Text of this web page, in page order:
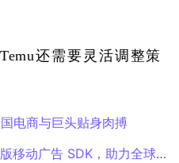
Temu还需要灵活调整策
电商与巨头贴身肉搏
，助力全球开发者提升应用变现能力